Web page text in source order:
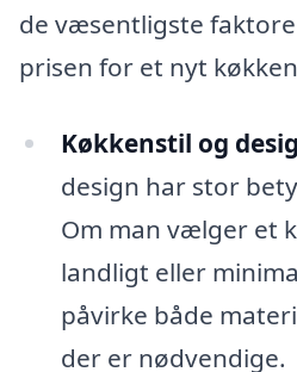
de væsentligste
prisen for et nyt
Køkkenstil og
design har stor
Om man vælger et
landligt eller
påvirke både
der er nødvendige.